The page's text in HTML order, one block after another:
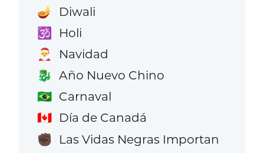
🪔 Diwali
🕉️ Holi
🎅 Navidad
🐉 Año Nuevo Chino
🇧🇷 Carnaval
🇨🇦 Día de Canadá
✊🏿 Las Vidas Negras Importan